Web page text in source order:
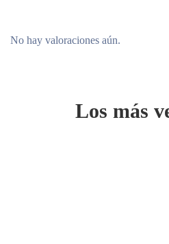
No hay valoraciones aún.
Los más